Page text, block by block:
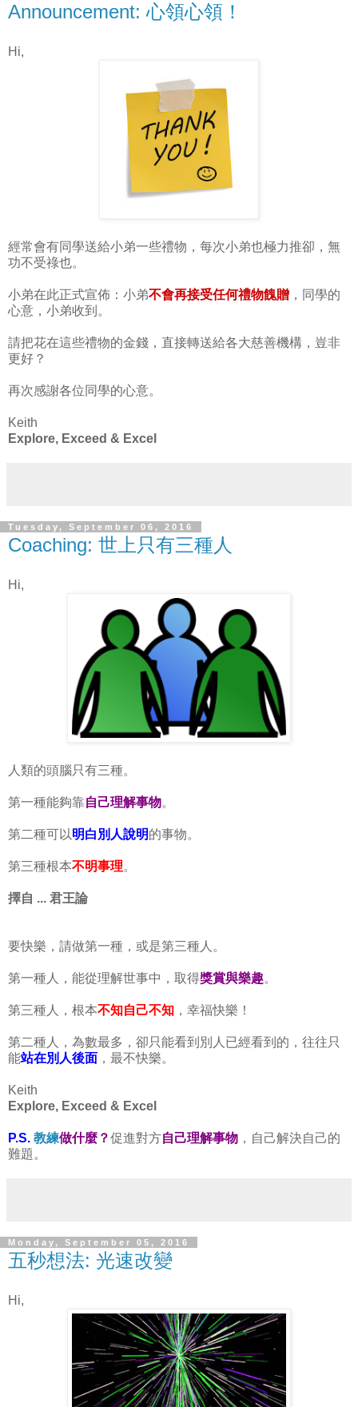
Announcement: 心領心領！
Hi,
經常會有同學送給小弟一些禮物，每次小弟也極力推卻，無
功不受祿也。
小弟在此正式宣佈：小弟不會再接受任何禮物餽贈 ，同學的
心意，小弟收到。
請把花在這些禮物的金錢，直接轉送給各大慈善機構，豈非
更好？
再次感謝各位同學的心意。
Keith
Explore, Exceed & Excel
Tuesday, September 06, 2016
Coaching: 世上只有三種人
Hi,
人類的頭腦只有三種。
第一種能夠靠自己理解事物。
第二種可以明白別人說明的事物。
第三種根本不明事理。
擇自 ... 君王論
要快樂，請做第一種，或是第三種人。
第一種人，能從理解世事中，取得獎賞與樂趣。
第三種人，根本不知自己不知 ，幸福快樂！
第二種人，為數最多，卻只能看到別人已經看到的，往往只
能站在別人後面 ，最不快樂。
Keith
Explore, Exceed & Excel
P.S. 教練做什麼？促進對方自己理解事物 ，自己解決自己的
難題。
Monday, September 05, 2016
五秒想法: 光速改變
Hi,